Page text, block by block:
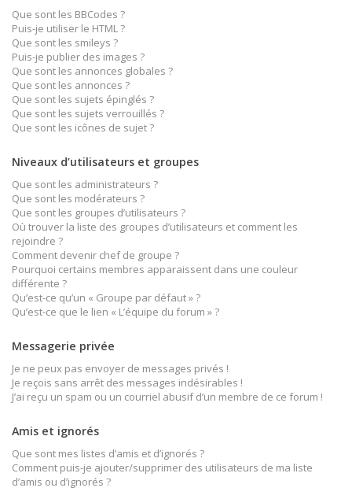
Que sont les BBCodes ?
Puis-je utiliser le HTML ?
Que sont les smileys ?
Puis-je publier des images ?
Que sont les annonces globales ?
Que sont les annonces ?
Que sont les sujets épinglés ?
Que sont les sujets verrouillés ?
Que sont les icônes de sujet ?
Niveaux d’utilisateurs et groupes
Que sont les administrateurs ?
Que sont les modérateurs ?
Que sont les groupes d’utilisateurs ?
Où trouver la liste des groupes d’utilisateurs et comment les
rejoindre ?
Comment devenir chef de groupe ?
Pourquoi certains membres apparaissent dans une couleur
différente ?
Qu’est-ce qu’un « Groupe par défaut » ?
Qu’est-ce que le lien « L’équipe du forum » ?
Messagerie privée
Je ne peux pas envoyer de messages privés !
Je reçois sans arrêt des messages indésirables !
J’ai reçu un spam ou un courriel abusif d’un membre de ce forum !
Amis et ignorés
Que sont mes listes d’amis et d’ignorés ?
Comment puis-je ajouter/supprimer des utilisateurs de ma liste
d’amis ou d’ignorés ?